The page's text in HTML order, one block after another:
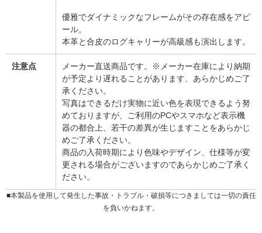
優雅でダイナミックなフレームがその存在感をアピ
ール。
本革と合皮のログキャリーが高級感も演出します。
注意点
メーカー直送商品です。※メーカー在庫により納期
が予定より遅れることがあります、あらかじめご了
承ください。
写真はできるだけ実物に近い色を表現できるよう努
めておりますが、ご利用のPCやスマホなど表示機
器の都合上、若干の差異が生じますことをあらかじ
めご了承ください。
商品の入荷時期により色味やデザイン、仕様等が変
更される場合がございますのであらかじめご了承く
ださい。
■本製品を使用して発生した事故・トラブル・破損等につきましては一切の責任
を負いかねます。